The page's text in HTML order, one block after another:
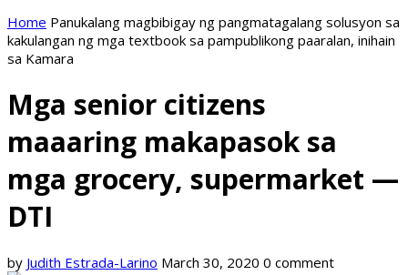
Home Panukalang magbibigay ng pangmatagalang solusyon sa
kakulangan ng mga textbook sa pampublikong paaralan, inihain
sa Kamara
Mga senior citizens
maaaring makapasok sa
mga grocery, supermarket —
DTI
by Judith Estrada-Larino March 30, 2020 0 comment